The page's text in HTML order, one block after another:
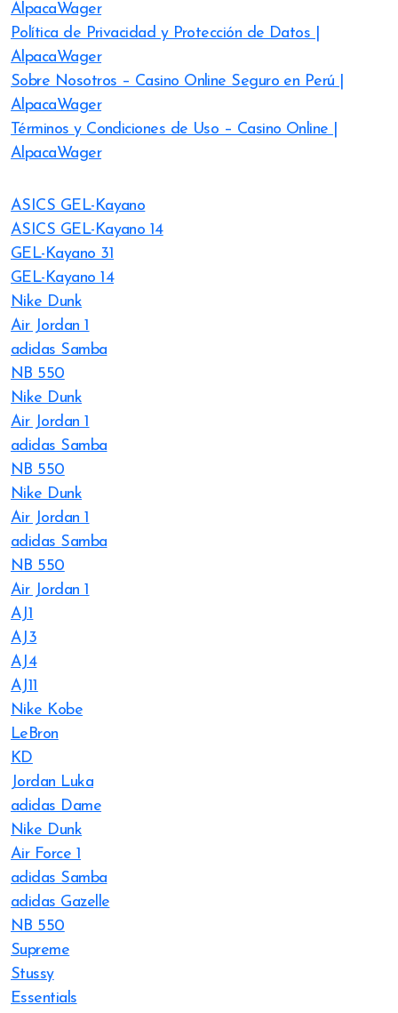
AlpacaWager
Política de Privacidad y Protección de Datos |
AlpacaWager
Sobre Nosotros – Casino Online Seguro en Perú |
AlpacaWager
Términos y Condiciones de Uso – Casino Online |
AlpacaWager
ASICS GEL-Kayano
ASICS GEL-Kayano 14
GEL-Kayano 31
GEL-Kayano 14
Nike Dunk
Air Jordan 1
adidas Samba
NB 550
Nike Dunk
Air Jordan 1
adidas Samba
NB 550
Nike Dunk
Air Jordan 1
adidas Samba
NB 550
Air Jordan 1
AJ1
AJ3
AJ4
AJ11
Nike Kobe
LeBron
KD
Jordan Luka
adidas Dame
Nike Dunk
Air Force 1
adidas Samba
adidas Gazelle
NB 550
Supreme
Stussy
Essentials